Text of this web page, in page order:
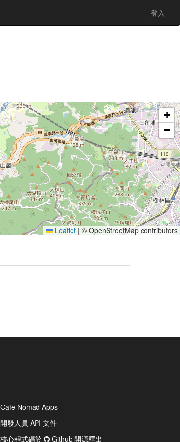
登入
+
−
Leaflet | © OpenStreetMap contributors
Cafe Nomad Apps
開發人員 API 文件
核心程式碼於
Github 開源釋出